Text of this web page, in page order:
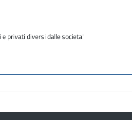
e privati diversi dalle societa'